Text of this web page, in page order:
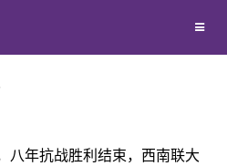
校友会
台
八年抗战胜利结束，西南联大